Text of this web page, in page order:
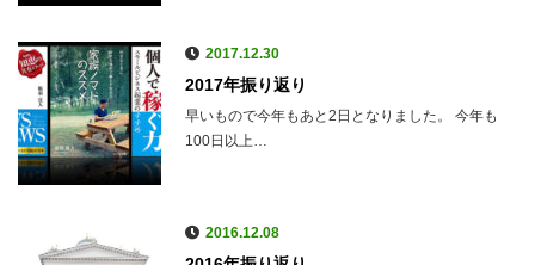
2017.12.30
2017年振り返り
早いもので今年もあと2日となりました。 今年も
100日以上…
2016.12.08